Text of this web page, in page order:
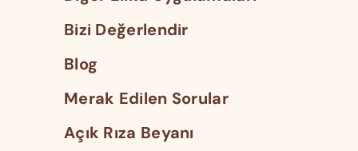
Bizi Değerlendir
Blog
Merak Edilen Sorular
Açık Rıza Beyanı